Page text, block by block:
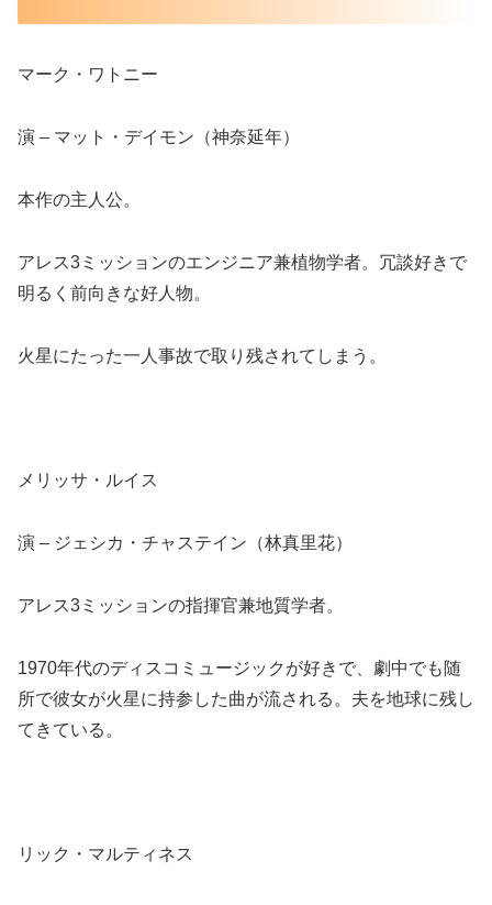
マーク・ワトニー
演 – マット・デイモン（神奈延年）
本作の主人公。
アレス3ミッションのエンジニア兼植物学者。冗談好きで
明るく前向きな好人物。
火星にたった一人事故で取り残されてしまう。
メリッサ・ルイス
演 – ジェシカ・チャステイン（林真里花）
アレス3ミッションの指揮官兼地質学者。
1970年代のディスコミュージックが好きで、劇中でも随
所で彼女が火星に持参した曲が流される。夫を地球に残し
てきている。
リック・マルティネス